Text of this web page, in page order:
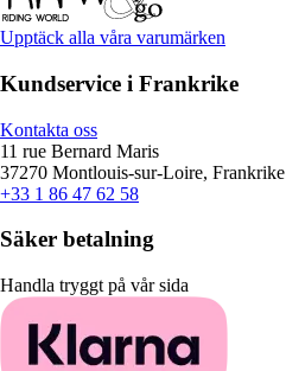
Upptäck alla våra varumärken
Kundservice i Frankrike
Kontakta oss
11 rue Bernard Maris
37270 Montlouis-sur-Loire, Frankrike
+33 1 86 47 62 58
Säker betalning
Handla tryggt på vår sida